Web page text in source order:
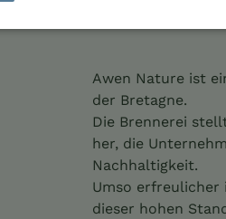
wird
zum
Warenkorb
hinzugefügt
Awen Nature ist
der Bretagne.
Die Brennerei
her, die
Nachhaltigkeit.
Umso erfreulicher
dieser hohen